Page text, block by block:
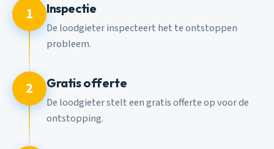
1 Inspectie
De loodgieter inspecteert het te ontstoppen
probleem.
2 Gratis offerte
De loodgieter stelt een gratis offerte op voor de
ontstopping.